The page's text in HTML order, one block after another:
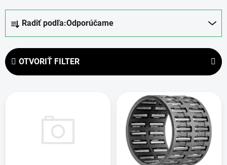
prevody
e
n
Radiť podľa:Odporúčame
OTVORIŤ FILTER